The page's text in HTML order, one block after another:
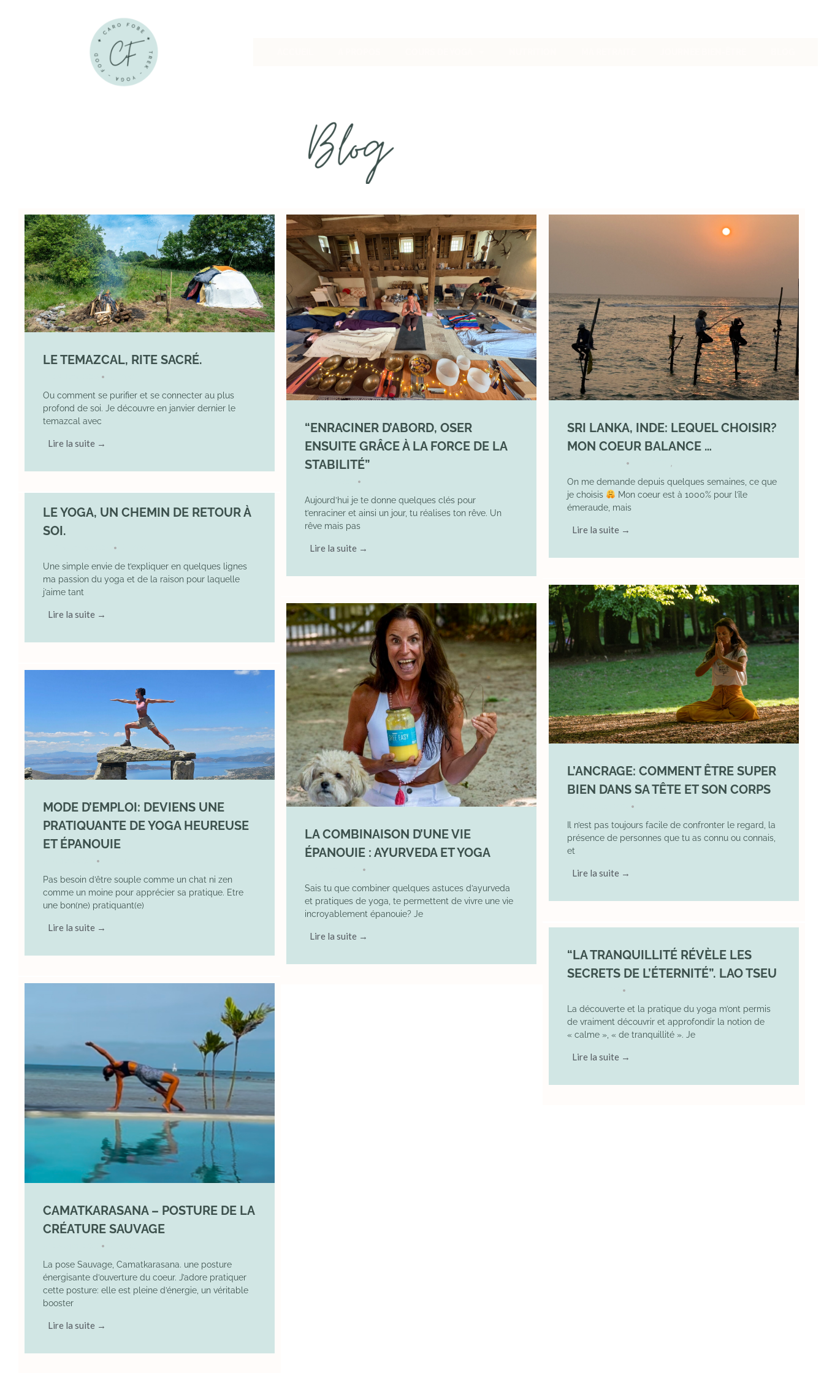
LE TEMAZCAL, RITE SACRÉ.
•
Ou comment se purifier et se connecter au plus
profond de soi. Je découvre en janvier dernier le
temazcal avec
Lire la suite →
“ENRACINER D’ABORD, OSER
ENSUITE GRÂCE À LA FORCE DE LA
STABILITÉ”
•
Aujourd’hui je te donne quelques clés pour
t’enraciner et ainsi un jour, tu réalises ton rêve. Un
rêve mais pas
Lire la suite →
SRI LANKA, INDE: LEQUEL CHOISIR?
MON COEUR BALANCE …
•
On me demande depuis quelques semaines, ce que
je choisis
Mon coeur est à 1000% pour l’île
émeraude, mais
Lire la suite →
LE YOGA, UN CHEMIN DE RETOUR À
SOI.
•
Une simple envie de t’expliquer en quelques lignes
ma passion du yoga et de la raison pour laquelle
j’aime tant
Lire la suite →
L’ANCRAGE: COMMENT ÊTRE SUPER
BIEN DANS SA TÊTE ET SON CORPS
•
Il n’est pas toujours facile de confronter le regard, la
présence de personnes que tu as connu ou connais,
et
Lire la suite →
LA COMBINAISON D’UNE VIE
ÉPANOUIE : AYURVEDA ET YOGA
•
Sais tu que combiner quelques astuces d’ayurveda
et pratiques de yoga, te permettent de vivre une vie
incroyablement épanouie? Je
Lire la suite →
MODE D’EMPLOI: DEVIENS UNE
PRATIQUANTE DE YOGA HEUREUSE
ET ÉPANOUIE
•
Pas besoin d’être souple comme un chat ni zen
comme un moine pour apprécier sa pratique. Etre
une bon(ne) pratiquant(e)
Lire la suite →
“LA TRANQUILLITÉ RÉVÈLE LES
SECRETS DE L’ÉTERNITÉ”. LAO TSEU
•
La découverte et la pratique du yoga m’ont permis
de vraiment découvrir et approfondir la notion de
« calme », « de tranquillité ». Je
Lire la suite →
CAMATKARASANA – POSTURE DE LA
CRÉATURE SAUVAGE
•
La pose Sauvage, Camatkarasana. une posture
énergisante d’ouverture du coeur. J’adore pratiquer
cette posture: elle est pleine d’énergie, un véritable
booster
Lire la suite →